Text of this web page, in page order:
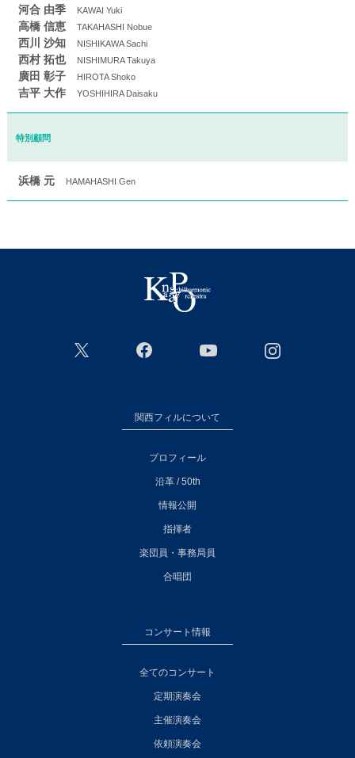
河合 由季 KAWAI Yuki
高橋 信恵 TAKAHASHI Nobue
西川 沙知 NISHIKAWA Sachi
西村 拓也 NISHIMURA Takuya
廣田 彰子 HIROTA Shoko
吉平 大作 YOSHIHIRA Daisaku
特別顧問
浜橋 元 HAMAHASHI Gen
関西フィルについて
プロフィール
沿革 / 50th
情報公開
指揮者
楽団員・事務局員
合唱団
コンサート情報
全てのコンサート
定期演奏会
主催演奏会
依頼演奏会